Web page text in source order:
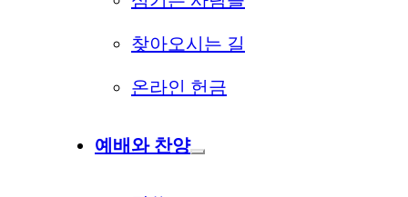
찾아오시는 길
온라인 헌금
예배와 찬양